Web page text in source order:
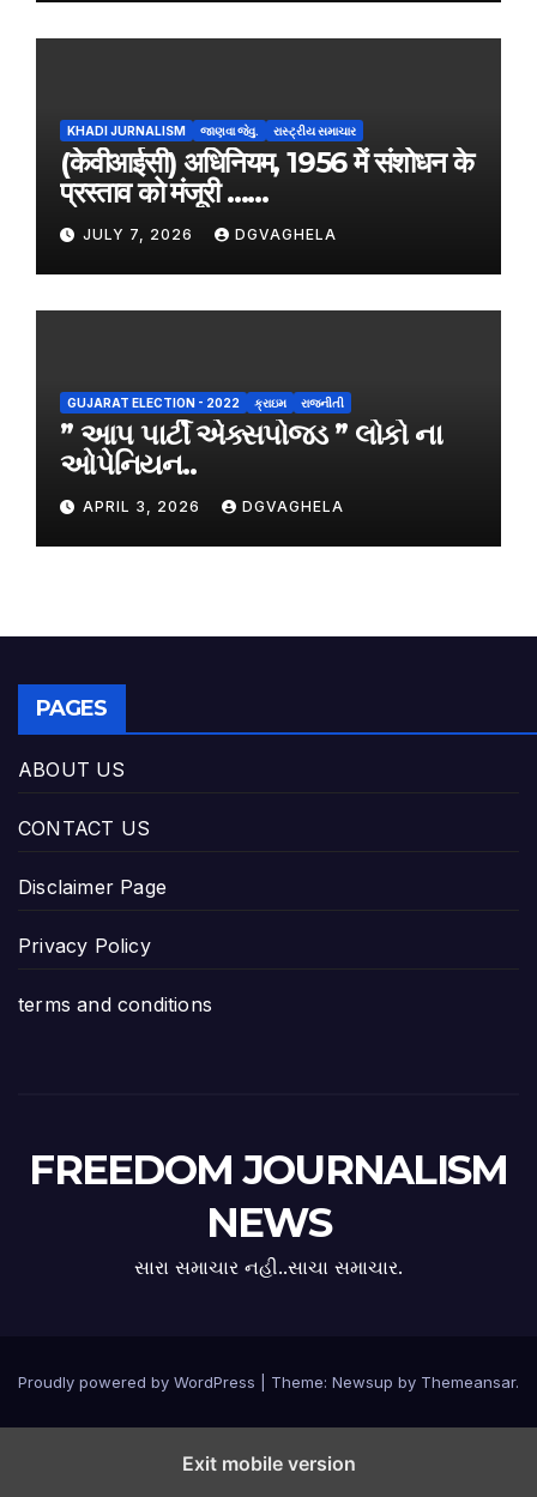
KHADI JURNALISM જાણવા જેવુ. રાસ્ટ્રીય સમાચાર
(केवीआईसी) अधिनियम, 1956 में संशोधन के
प्रस्ताव को मंजूरी ……
JULY 7, 2026 DGVAGHELA
GUJARAT ELECTION - 2022 ક્રાઇમ રાજનીતી
” આપ પાર્ટી એક્સપોજડ ” લોકો ના
ઓપેનિયન..
APRIL 3, 2026 DGVAGHELA
PAGES
ABOUT US
CONTACT US
Disclaimer Page
Privacy Policy
terms and conditions
FREEDOM JOURNALISM
NEWS
સારા સમાચાર નહી..સાચા સમાચાર.
Proudly powered by WordPress Theme: Newsup by Themeansar.
Exit mobile version